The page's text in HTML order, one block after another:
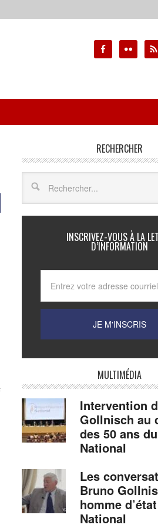
RECHERCHER
INSCRIVEZ-VOUS À LA
D’INFORMATION
MULTIMÉDIA
Intervention
Gollnisch au
des 50 ans
National
Les
Bruno
homme
National